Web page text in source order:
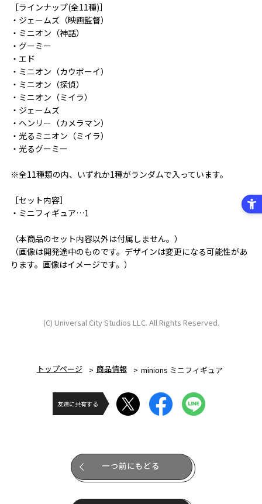
［ラインナップ(全11種)］
・ジェームズ（映画監督）
・ミニオン（神話）
・グーミー
・エド
・ミニオン（カウボーイ）
・ミニオン（探偵）
・ミニオン（ミイラ）
・ジェームズ
・ヘンリー（カメラマン）
・光るミニオン（ミイラ）
・光るグーミー
※全11種類の内、いずれか1種がランダムで入っています。
［セット内容］
・ミニフィギュア…1
（本商品のセット内容以外は付属しません。）
（画像は開発途中のものです。デザインは変更になる可能性があ
ります。画像はイメージです。）
(C) Universal City Studios LLC. All Rights Reserved.
トップページ 商品情報 minions ミニフィギュア
友達に共有する
一つ前にもどる